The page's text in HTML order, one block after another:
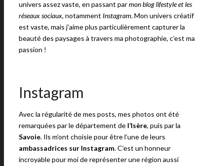
univers assez vaste, en passant parmon blog lifestyle et les
réseaux sociaux, notamment Instagram. Mon univers créatif
est vaste, mais j’aime plus particulièrement capturer la
beauté des paysages à travers ma photographie, c’est ma
passion !
Instagram
Avec la régularité de mes posts, mes photos ont été
remarquées par le département de l’Isère, puis par la
Savoie. Ils m’ont choisie pour être l’une de leurs
ambassadrices sur Instagram. C’est un honneur
incroyable pour moi de représenter une région aussi